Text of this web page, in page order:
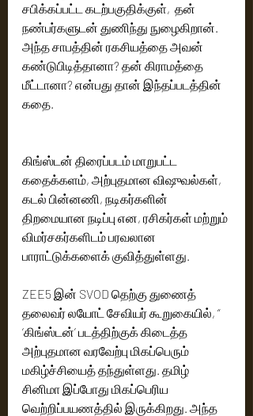
சபிக்கப்பட்ட கடற்பகுதிக்குள்,  தன்
நண்பர்களுடன் துணிந்து நுழைகிறான்.
அந்த சாபத்தின் ரகசியத்தை அவன்
கண்டுபிடித்தானா? தன் கிராமத்தை
மீட்டானா? என்பது தான் இந்தப்படத்தின்
கதை.
கிங்ஸ்டன் திரைப்படம் மாறுபட்ட
கதைக்களம், அற்புதமான விஷுவல்கள்,
கடல் பின்னணி, நடிகர்களின்
திறமையான நடிப்பு என, ரசிகர்கள் மற்றும்
விமர்சகர்களிடம் பரவலான
பாராட்டுக்களைக் குவித்துள்ளது.
ZEE5 இன் SVOD தெற்கு துணைத்
தலைவர் லயோட் சேவியர் கூறுகையில், “
‘கிங்ஸ்டன்’ படத்திற்குக் கிடைத்த
அற்புதமான வரவேற்பு மிகப்பெரும்
மகிழ்ச்சியைத் தந்துள்ளது. தமிழ்
சினிமா இப்போது மிகப்பெரிய
வெற்றிப்பயணத்தில் இருக்கிறது. அந்த